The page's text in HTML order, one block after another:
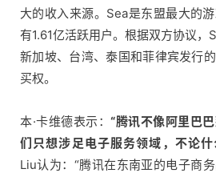
大的收入来源。Sea是东盟最大的
有1.61亿活跃用户。根据双方协议，
新加坡、台湾、泰国和菲律宾发行
买权。
本·卡维德表示： “腾讯不像阿里巴
们只想涉足电子服务领域，不论
Liu认为：“腾讯在东南亚的电子商